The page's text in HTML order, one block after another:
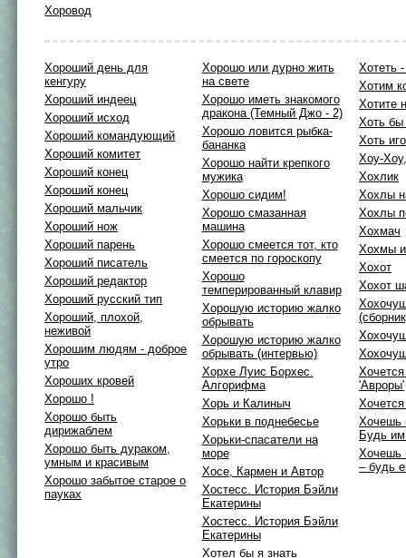
Хоровод
Хороший день для
кенгуру
Хороший индеец
Хороший исход
Хороший командующий
Хороший комитет
Хороший конец
Хороший конец
Хороший мальчик
Хороший нож
Хороший парень
Хороший писатель
Хороший редактор
Хороший русский тип
Хороший, плохой,
неживой
Хорошим людям - доброе
утро
Хороших кровей
Хорошо !
Хорошо быть
дирижаблем
Хорошо быть дураком,
умным и красивым
Хорошо забытое старое о
пауках
Хорошо или дурно жить
на свете
Хорошо иметь знакомого
дракона (Темный Джо - 2)
Хорошо ловится рыбка-
бананка
Хорошо найти крепкого
мужика
Хорошо сидим!
Хорошо смазанная
машина
Хорошо смеется тот, кто
смеется по гороскопу
Хорошо
темперированный клавир
Хорошую историю жалко
обрывать
Хорошую историю жалко
обрывать (интервью)
Хорхе Луис Борхес.
Алгорифма
Хорь и Калиныч
Хорьки в поднебесье
Хорьки-спасатели на
море
Хосе, Кармен и Автор
Хостесс. История Бэйли
Екатерины
Хостесс. История Бэйли
Екатерины
Хотел бы я знать
Хотеть
Хотим
Хотите
Хоть бы
Хоть
Хоу-
Хохлик
Хохлы
Хохлы
Хохмач
Хохмы
Хохот
Хохот
'Авроры'
Хочешь
Будь
Хочешь
– будь